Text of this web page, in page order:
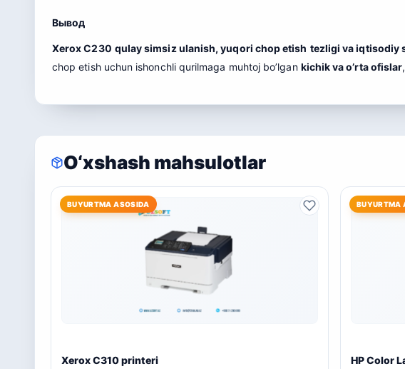
Вывод
Xerox C230 qulay simsiz ulanish, yuqori chop etish tezligi va iqtisodiy
chop etish uchun ishonchli qurilmaga muhtoj bo’lgan kichik va o’rta ofislar
O‘xshash mahsulotlar
BUYURTMA ASOSIDA
Xerox C310 printeri
BUYURTMA
HP Color